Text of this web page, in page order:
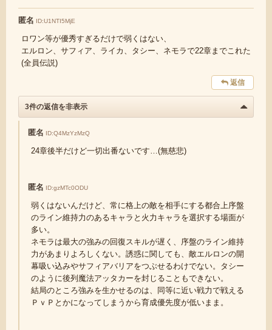
匿名 ID:U1NTI5MjE
ロワン等が優秀すぎるだけで弱くはない、
エルロン、サフィア、ライカ、タシー、ネモラで22章までこれた
(全員伝説)
返信
3件の返信を非表示
匿名 ID:Q4MzYzMzQ
24章後半だけど一切出番ないです…(無慈悲)
匿名 ID:gzMTc0ODU
弱くはないんだけど、常に格上の敵を相手にする都合上序盤
のライン維持力のあるキャラと火力キャラを選択する場面が
多い。
ネモラは最大の強みの回復スキルが遅く、序盤のライン維持
力があまりよろしくない。誘惑に関しても、敵エルロンの開
幕吸い込みやサフィアバリアをつぶせるわけでない。タシー
のように後列魔法アッタカーを封じることもできない。
結局のところ強みを生かせるのは、同等に近い戦力で戦える
ＰｖＰとかになってしまうから育成優先度が低いまま。